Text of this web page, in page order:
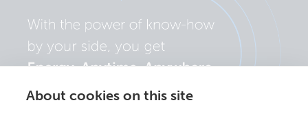
About cookies on this site